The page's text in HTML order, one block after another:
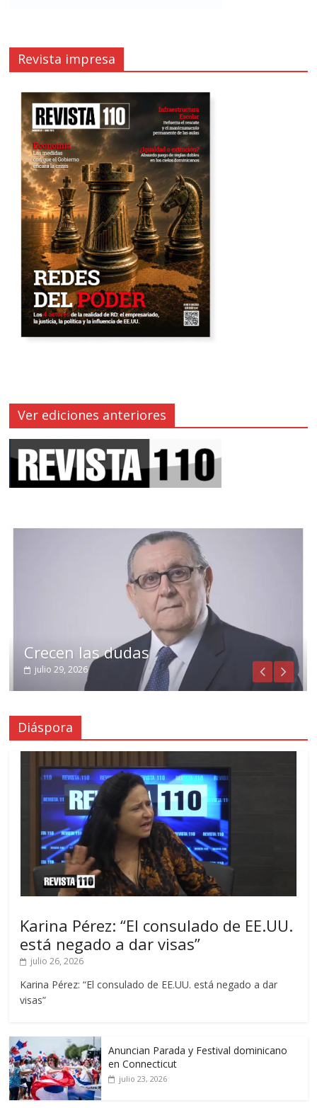
Revista impresa
Ver ediciones anteriores
Crecen las dudas
julio 29, 2026
Diáspora
Karina Pérez: “El consulado de EE.UU.
está negado a dar visas”
julio 26, 2026
Karina Pérez: “El consulado de EE.UU. está negado a dar
visas”
Anuncian Parada y Festival dominicano
en Connecticut
julio 23, 2026